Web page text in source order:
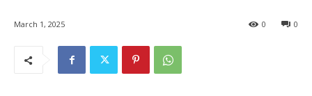
March 1, 2025 0
0